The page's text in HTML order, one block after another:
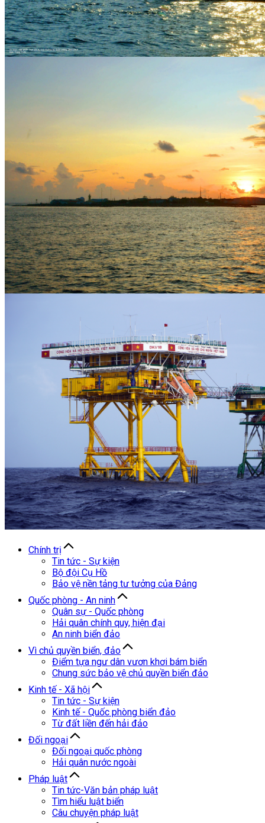
Chính trị
Tin tức - Sự kiện
Bộ đội Cụ Hồ
Bảo vệ nền tảng tư tưởng của Đảng
Quốc phòng - An ninh
Quân sự - Quốc phòng
Hải quân chính quy, hiện đại
An ninh biển đảo
Vì chủ quyền biển, đảo
Điểm tựa ngư dân vươn khơi bám biển
Chung sức bảo vệ chủ quyền biển đảo
Kinh tế - Xã hội
Tin tức - Sự kiện
Kinh tế - Quốc phòng biển đảo
Từ đất liền đến hải đảo
Đối ngoại
Đối ngoại quốc phòng
Hải quân nước ngoài
Pháp luật
Tin tức-Văn bản pháp luật
Tìm hiểu luật biển
Câu chuyện pháp luật